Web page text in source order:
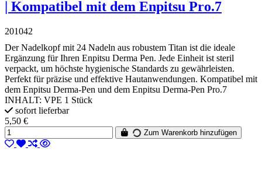
| Kompatibel mit dem Enpitsu Pro.7
201042
Der Nadelkopf mit 24 Nadeln aus robustem Titan ist die ideale
Ergänzung für Ihren Enpitsu Derma Pen. Jede Einheit ist steril
verpackt, um höchste hygienische Standards zu gewährleisten.
Perfekt für präzise und effektive Hautanwendungen. Kompatibel mit
dem Enpitsu Derma-Pen und dem Enpitsu Derma-Pen Pro.7
INHALT: VPE 1 Stück
sofort lieferbar
5,50 €
Zum Warenkorb hinzufügen